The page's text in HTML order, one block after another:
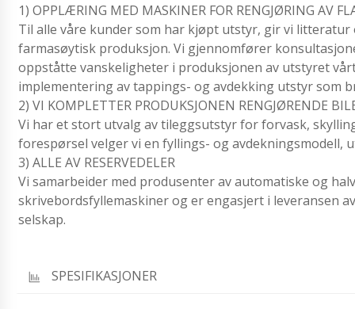
1) OPPLÆRING MED MASKINER FOR RENGJØRING AV
Til alle våre kunder som har kjøpt utstyr, gir vi
farmasøytisk produksjon. Vi gjennomfører
oppståtte vanskeligheter i produksjonen av utstyret
implementering av tappings- og avdekking utstyr som
2) VI KOMPLETTER PRODUKSJONEN RENGJØRENDE
Vi har et stort utvalg av tileggsutstyr for forvask,
forespørsel velger vi en fyllings- og avdekningsmodell,
3) ALLE AV RESERVEDELER
Vi samarbeider med produsenter av automatiske og
skrivebordsfyllemaskiner og er engasjert i leveransen
selskap.
SPESIFIKASJONER